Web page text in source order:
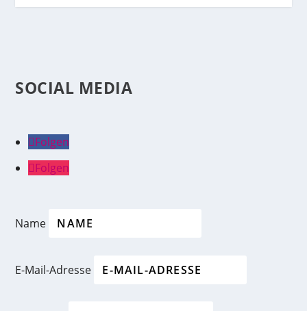
SOCIAL MEDIA
Folgen
Folgen
Name
E-Mail-Adresse